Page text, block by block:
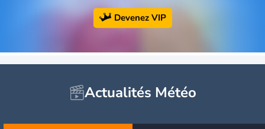
Devenez VIP
Actualités Météo